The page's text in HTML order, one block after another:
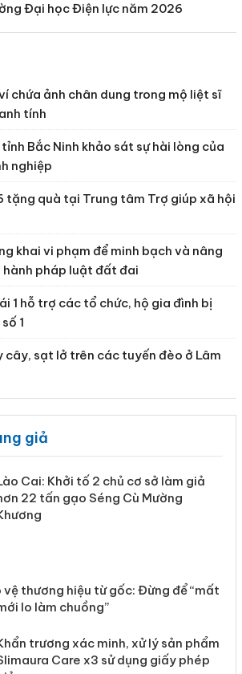
Đại học Điện lực năm 2026
chứa ảnh chân dung trong mộ liệt sĩ
tính
Bắc Ninh khảo sát sự hài lòng của
nghiệp
tặng quà tại Trung tâm Trợ giúp xã hội
khai vi phạm để minh bạch và nâng
pháp luật đất đai
1 hỗ trợ các tổ chức, hộ gia đình bị
1
cây, sạt lở trên các tuyến đèo ở Lâm
giả
Cai: Khởi tố 2 chủ cơ sở làm giả
22 tấn gạo Séng Cù Mường
vệ thương hiệu từ gốc: Đừng để
bò mới lo làm chuồng”